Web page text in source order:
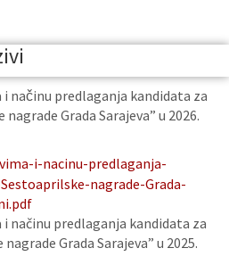
načinu predlaganja kandidata za
Grada Sarajeva” u 2026.
i-nacinu-predlaganja-
nagrade-Grada-
načinu predlaganja kandidata za
Grada Sarajeva” u 2025.